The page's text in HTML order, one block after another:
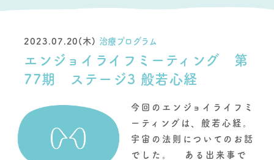
2023.07.20(木) 治療プログラム
エンジョイライフミーティング 第
77期 ステージ3 般若心経
今回のエンジョイライフミ
ーティングは、般若心経。
宇宙の法則についてのお話
でした。 ある出来事で